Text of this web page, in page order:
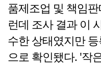
품제조업 및 책임
런데 조사 결과 이
수한 상태였지만
으로 확인됐다. '작